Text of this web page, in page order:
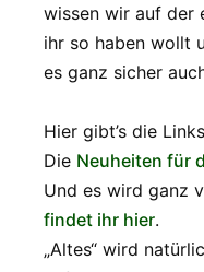
wissen wir auf der
ihr so haben wollt
es ganz sicher
Hier gibt’s die
Die Neuheiten für
Und es wird ganz
findet ihr hier.
„Altes“ wird